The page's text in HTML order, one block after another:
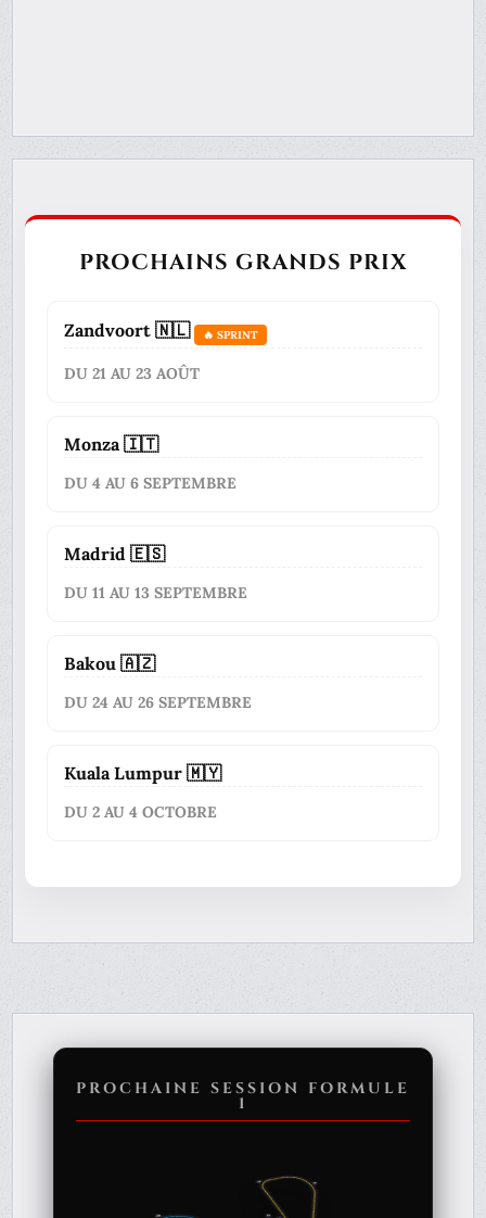
PROCHAINS GRANDS PRIX
Zandvoort 🇳🇱 🔥 SPRINT
DU 21 AU 23 AOÛT
Monza 🇮🇹
DU 4 AU 6 SEPTEMBRE
Madrid 🇪🇸
DU 11 AU 13 SEPTEMBRE
Bakou 🇦🇿
DU 24 AU 26 SEPTEMBRE
Kuala Lumpur 🇲🇾
DU 2 AU 4 OCTOBRE
PROCHAINE SESSION FORMULE
1